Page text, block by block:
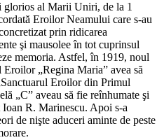
glorios al Marii Uniri, de la 1
Eroilor Neamului care s-au
prin ridicarea
şi mausolee în tot cuprinsul
memoria. Astfel, în 1919, noul
„Regina Maria” avea să
Eroilor din Primul
„C” aveau să fie reînhumate şi
R. Marinescu. Apoi s-a
de nişte aduceri aminte de peste